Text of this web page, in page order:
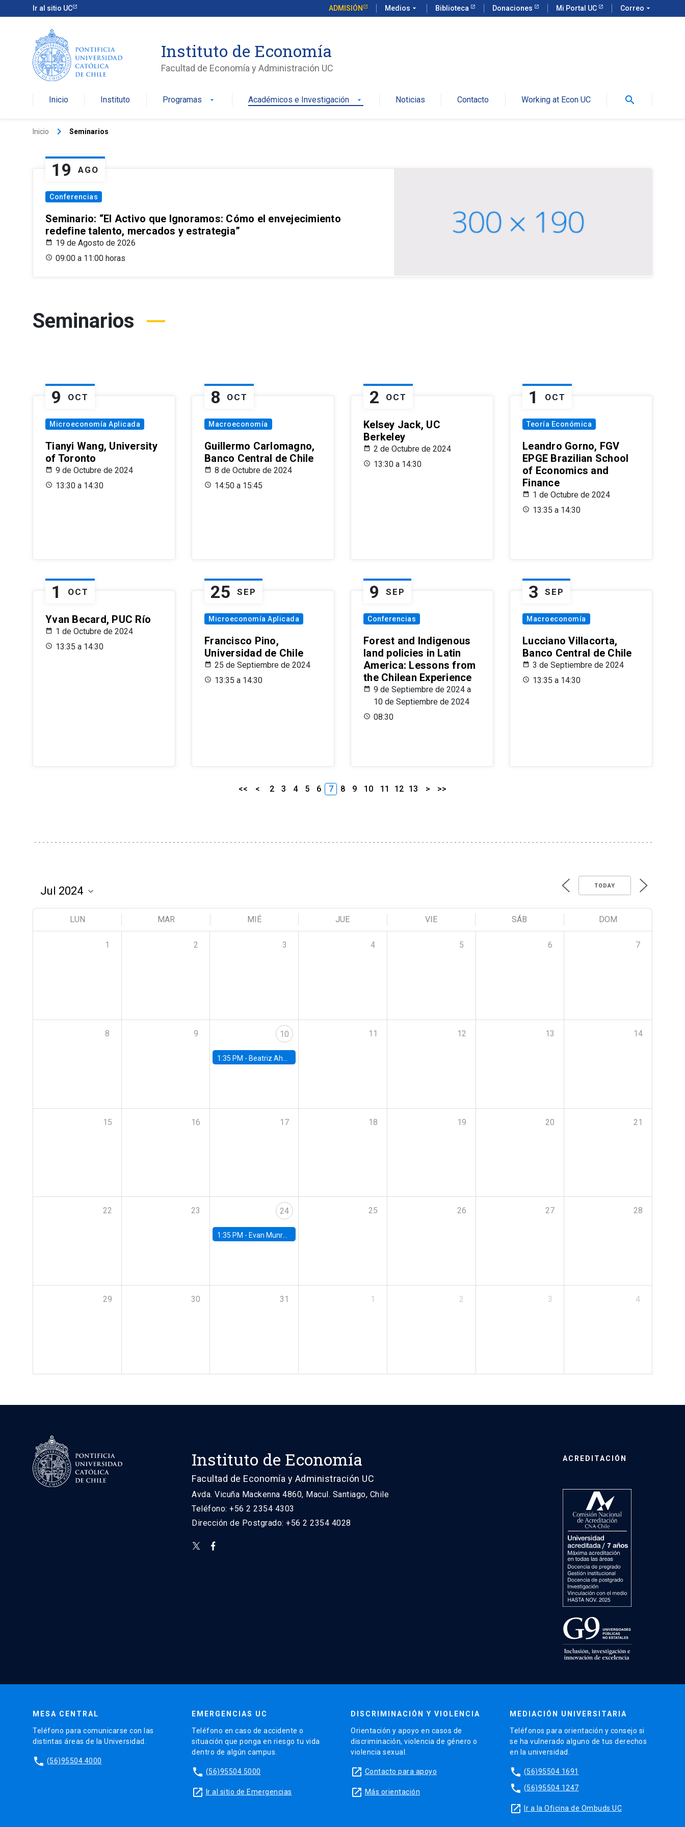
Ir al sitio UC ADMISIÓN Medios arrow_drop_down Biblioteca Donaciones Mi Portal UC Correo arrow_drop_down
Instituto de Economía
Facultad de Economía y Administración UC
Inicio Instituto Programas arrow_drop_down Académicos e Investigación arrow_drop_down Noticias Contacto Working at Econ UC search
Inicio keyboard_arrow_right Seminarios
19 AGO
Conferencias
Seminario: “El Activo que Ignoramos: Cómo el envejecimiento
redefine talento, mercados y estrategia”
19 de Agosto de 2026
09:00 a 11:00 horas
Seminarios
9 OCT
Microeconomía Aplicada
Tianyi Wang, University
of Toronto
9 de Octubre de 2024
13:30 a 14:30
8 OCT
Macroeconomía
Guillermo Carlomagno,
Banco Central de Chile
8 de Octubre de 2024
14:50 a 15:45
2 OCT
Kelsey Jack, UC
Berkeley
2 de Octubre de 2024
13:30 a 14:30
1 OCT
Teoría Económica
Leandro Gorno, FGV
EPGE Brazilian School
of Economics and
Finance
1 de Octubre de 2024
13:35 a 14:30
1 OCT
Yvan Becard, PUC Río
1 de Octubre de 2024
13:35 a 14:30
25 SEP
Microeconomía Aplicada
Francisco Pino,
Universidad de Chile
25 de Septiembre de 2024
13:35 a 14:30
9 SEP
Conferencias
Forest and Indigenous
land policies in Latin
America: Lessons from
the Chilean Experience
9 de Septiembre de 2024 a
10 de Septiembre de 2024
08:30
3 SEP
Macroeconomía
Lucciano Villacorta,
Banco Central de Chile
3 de Septiembre de 2024
13:35 a 14:30
<< < 2 3 4 5 6 7 8 9 10 11 12 13 > >>
TODAY
LUN MAR MIÉ JUE VIE SÁB DOM
1 2 3 4 5 6 7
8 9 10
1:35 PM - Beatriz Ahumada, PhD candidate, Universidad de Pittsburgh
11 12 13 14
15 16 17 18 19 20 21
22 23 24
1:35 PM - Evan Munro, Neyman Visiting Assistant Professor in the Department of Statistics at UC Berkeley
25 26 27 28
29 30 31 1 2 3 4
Instituto de Economía
Facultad de Economía y Administración UC
Avda. Vicuña Mackenna 4860, Macul. Santiago, Chile
Teléfono: +56 2 2354 4303
Dirección de Postgrado: +56 2 2354 4028
ACREDITACIÓN
MESA CENTRAL
Teléfono para comunicarse con las
distintas áreas de la Universidad.
phone (56)95504 4000
EMERGENCIAS UC
Teléfono en caso de accidente o
situación que ponga en riesgo tu vida
dentro de algún campus.
phone (56)95504 5000
launch Ir al sitio de Emergencias
DISCRIMINACIÓN Y VIOLENCIA
Orientación y apoyo en casos de
discriminación, violencia de género o
violencia sexual.
launch Contacto para apoyo
launch Más orientación
MEDIACIÓN UNIVERSITARIA
Teléfonos para orientación y consejo si
se ha vulnerado alguno de tus derechos
en la universidad.
phone (56)95504 1691
phone (56)95504 1247
launch Ir a la Oficina de Ombuds UC